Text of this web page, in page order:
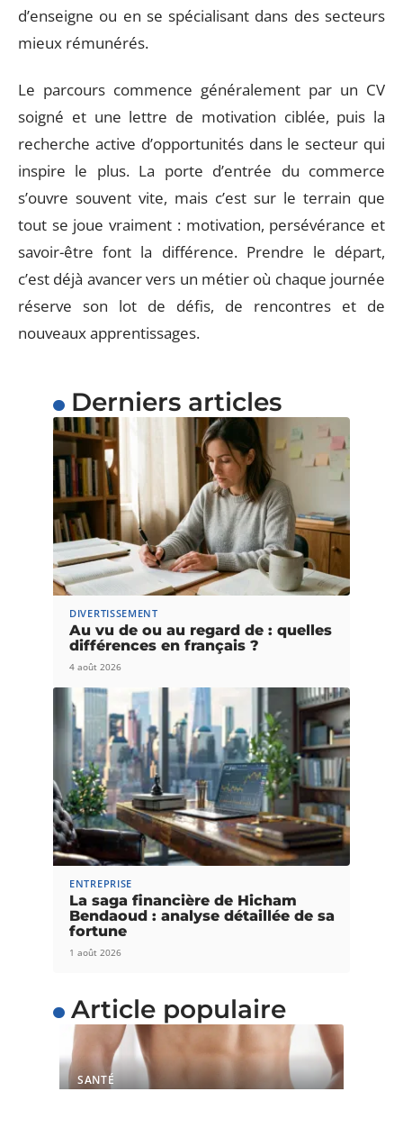
d’enseigne ou en se spécialisant dans des secteurs
mieux rémunérés.
Le parcours commence généralement par un CV
soigné et une lettre de motivation ciblée, puis la
recherche active d’opportunités dans le secteur qui
inspire le plus. La porte d’entrée du commerce
s’ouvre souvent vite, mais c’est sur le terrain que
tout se joue vraiment : motivation, persévérance et
savoir-être font la différence. Prendre le départ,
c’est déjà avancer vers un métier où chaque journée
réserve son lot de défis, de rencontres et de
nouveaux apprentissages.
Derniers articles
DIVERTISSEMENT
Au vu de ou au regard de : quelles
différences en français ?
4 août 2026
ENTREPRISE
La saga financière de Hicham
Bendaoud : analyse détaillée de sa
fortune
1 août 2026
Article populaire
SANTÉ